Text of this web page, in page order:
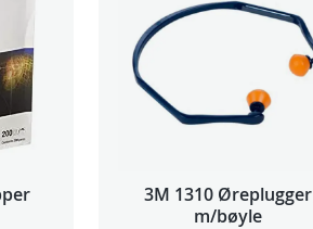
3M 1310 Øreplugger
m/bøyle